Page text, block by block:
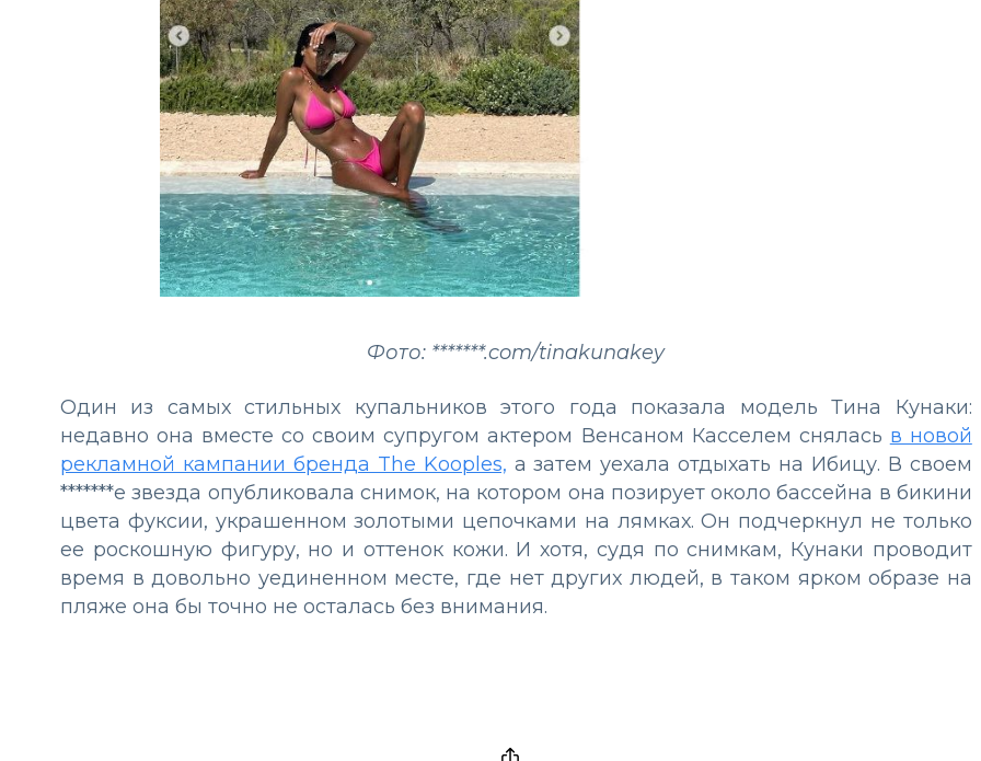
Фото: *******.com/tinakunakey
Один из самых стильных купальников этого года показала модель Тина Кунаки:
недавно она вместе со своим супругом актером Венсаном Касселем снялась в новой
рекламной кампании бренда The Kooples, а затем уехала отдыхать на Ибицу. В своем
*******е звезда опубликовала снимок, на котором она позирует около бассейна в бикини
цвета фуксии, украшенном золотыми цепочками на лямках. Он подчеркнул не только
ее роскошную фигуру, но и оттенок кожи. И хотя, судя по снимкам, Кунаки проводит
время в довольно уединенном месте, где нет других людей, в таком ярком образе на
пляже она бы точно не осталась без внимания.